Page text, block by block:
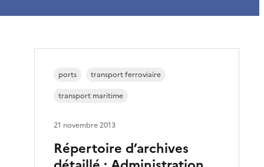
Répertoire d’archives
ports
transport ferroviaire
transport maritime
21 novembre 2013